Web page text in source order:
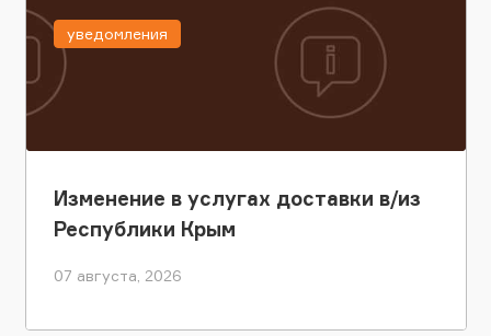
Изменение в услугах доставки в/из
Республики Крым
07 августа, 2026
уведомления